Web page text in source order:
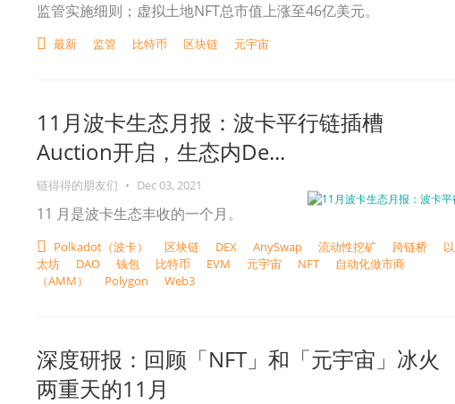
监管实施细则；虚拟土地NFT总市值上涨至46亿美元。
最新 监管 比特币 区块链 元宇宙
11月波卡生态月报：波卡平行链插槽
Auction开启，生态内De...
链得得的朋友们 • Dec 03, 2021
11 月是波卡生态丰收的一个月。
Polkadot（波卡） 区块链 DEX AnySwap 流动性挖矿 跨链桥
以
太坊
DAO 钱包 比特币 EVM 元宇宙 NFT
自动化做市商
（AMM）
Polygon Web3
深度研报：回顾「NFT」和「元宇宙」冰火
两重天的11月